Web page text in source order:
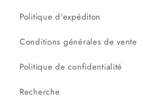
Politique d'expéditon
Conditions générales de vente
Politique de confidentialité
Recherche